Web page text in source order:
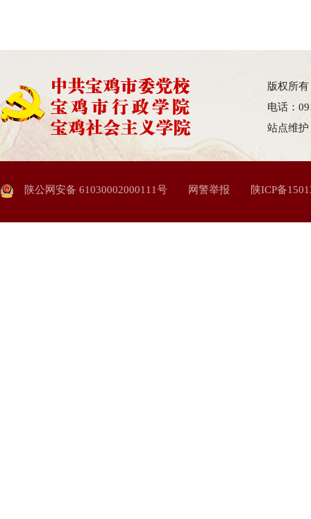
版权所
电话：
站点维
陕公网安备 61030002000111号 网警举报 陕ICP备